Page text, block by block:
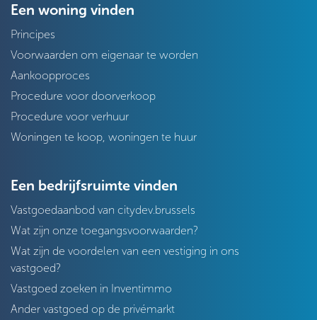
Een woning vinden
Principes
Voorwaarden om eigenaar te worden
Aankoopproces
Procedure voor doorverkoop
Procedure voor verhuur
Woningen te koop, woningen te huur
Een bedrijfsruimte vinden
Vastgoedaanbod van citydev.brussels
Wat zijn onze toegangsvoorwaarden?
Wat zijn de voordelen van een vestiging in ons
vastgoed?
Vastgoed zoeken in Inventimmo
Ander vastgoed op de privémarkt